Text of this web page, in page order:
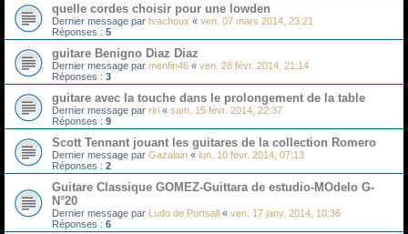
quelle cordes choisir pour une lowden
Dernier message par tvachoux « ven. 07 mars 2014, 23:21
Réponses : 5
guitare Benigno Diaz Diaz
Dernier message par menfin46 « ven. 28 févr. 2014, 21:14
Réponses : 3
guitare avec la touche dans le prolongement de la table
Dernier message par riri « sam. 15 févr. 2014, 22:37
Réponses : 9
Scott Tennant jouant les guitares de la collection Romero
Dernier message par Gazalain « lun. 10 févr. 2014, 07:13
Réponses : 2
Guitare Classique GOMEZ-Guittara de estudio-MOdelo G-
N°20
Dernier message par Ludo de Portsall « ven. 17 janv. 2014, 10:36
Réponses : 6